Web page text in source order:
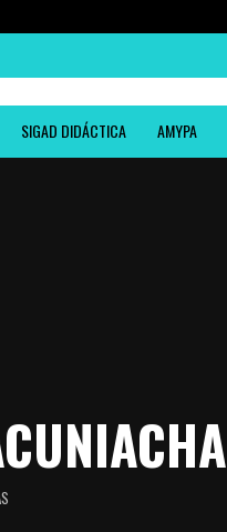
SIGAD DIDÁCTICA AMYPA